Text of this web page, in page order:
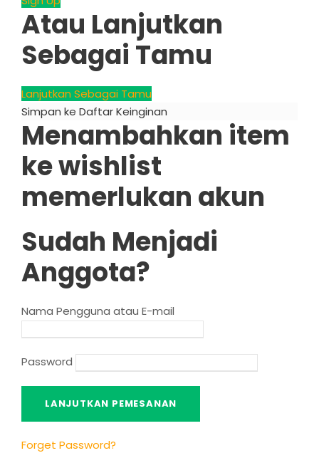
Atau Lanjutkan
Sebagai Tamu
Lanjutkan Sebagai Tamu
Simpan ke Daftar Keinginan
Menambahkan item
ke wishlist
memerlukan akun
Sudah Menjadi
Anggota?
Nama Pengguna atau E-mail
Password
Forget Password?